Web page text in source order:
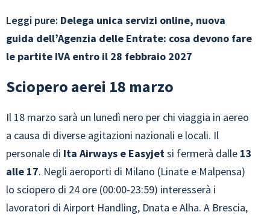
Leggi pure: Delega unica servizi online, nuova
guida dell’Agenzia delle Entrate: cosa devono fare
le partite IVA entro il 28 febbraio 2027
Sciopero aerei 18 marzo
Il 18 marzo sarà un lunedì nero per chi viaggia in aereo
a causa di diverse agitazioni nazionali e locali. Il
personale di Ita Airways e Easyjetsi fermerà dalle 13
alle 17. Negli aeroporti di Milano (Linate e Malpensa)
lo sciopero di 24 ore (00:00-23:59) interesserà i
lavoratori di Airport Handling, Dnata e Alha. A Brescia,